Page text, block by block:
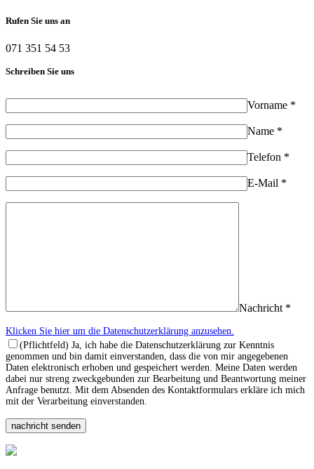
Rufen Sie uns an
071 351 54 53
Schreiben Sie uns
Vorname *
Name *
Telefon *
E-Mail *
Nachricht *
Klicken Sie hier um die Datenschutzerklärung anzusehen.
(Pflichtfeld) Ja, ich habe die Datenschutzerklärung zur Kenntnis
genommen und bin damit einverstanden, dass die von mir angegebenen
Daten elektronisch erhoben und gespeichert werden. Meine Daten werden
dabei nur streng zweckgebunden zur Bearbeitung und Beantwortung meiner
Anfrage benutzt. Mit dem Absenden des Kontaktformulars erkläre ich mich
mit der Verarbeitung einverstanden.